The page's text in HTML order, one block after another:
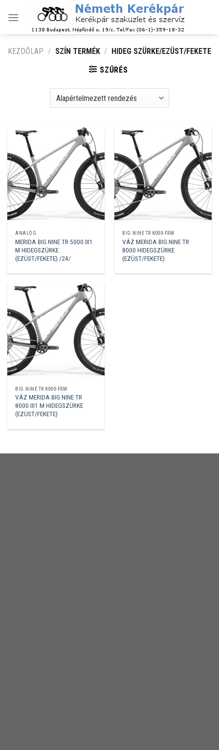
KEZDŐLAP / SZÍN TERMÉK / HIDEG SZÜRKE/EZÜST/FEKETE
SZŰRÉS
ANALÓG
MERIDA BIG.NINE TR 5000 III1
M HIDEGSZÜRKE
(EZÜST/FEKETE) /24/
BIG.NINE TR 8000-FRM
VÁZ MERIDA BIG.NINE TR
8000 HIDEGSZÜRKE
(EZÜST/FEKETE)
BIG.NINE TR 8000-FRM
VÁZ MERIDA BIG.NINE TR
8000 III1 M HIDEGSZÜRKE
(EZÜST/FEKETE)